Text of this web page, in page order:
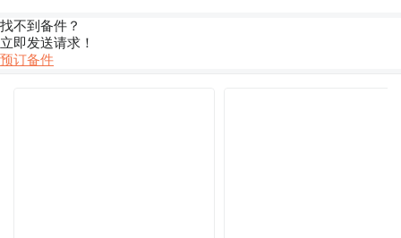
找不到备件？
立即发送请求！
预订备件